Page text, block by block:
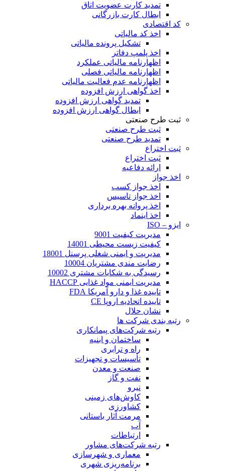
تمدید کارت عضویت اتاق
ابطال کارت بازرگانی
کد اقتصادی
اخذ کد مالیاتی
تشکیل پرونده مالیاتی
اخذ پلمپ دفاتر
اظهارنامه مالیاتی عملکرد
اظهارنامه مالیاتی فصلی
اظهارنامه عدم فعالیت مالیاتی
اخذ گواهی ارزش افزوده
تمدید گواهی ارزش افزوده
ابطال گواهی ارزش افزوده
ثبت طرح صنعتی
ثبت طرح صنعتی
تمدید طرح صنعتی
ثبت اختراع
ثبت اختراع
ارائه دفاعیه
اخذ جواز
اخذ جواز کسب
اخذ جواز تاسیس
اخذ پروانه بهره برداری
اخذ اینماد
ایزو – ISO
مدیریت کیفیت 9001
کیفیت زیست محیطی 14001
مدیریت و ایمنی شغلی پرسنل 18001
رضایت مندی مشتریان 10004
رسیدگی به شکایات مشتری 10002
مدیریت ایمنی مواد غذایی HACCP
تاییده غذا و دارو آمریکا FDA
تاییده اتحادیه اروپا CE
نشان حلال
رتبه بندی شرکت ها
رتبه شرکت‌های پیمانکاری
ساختمان و ابنیه
راه و ترابری
تأسیسات و تجهیزات
صنعت و معدن
نفت و گاز
نیرو
کاوش‌های زمینی
کشاورزی
مرمت آثار باستانی
آب
ارتباطات
رتبه شرکت‌های مشاور
معماری و شهرسازی
برنامه‌ریزی شهری